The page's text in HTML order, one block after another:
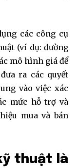
các công cụ
(ví dụ: đường
mô hình giá để
ra các quyết
vào việc xác
mức hỗ trợ và
mua và bán
thuật là